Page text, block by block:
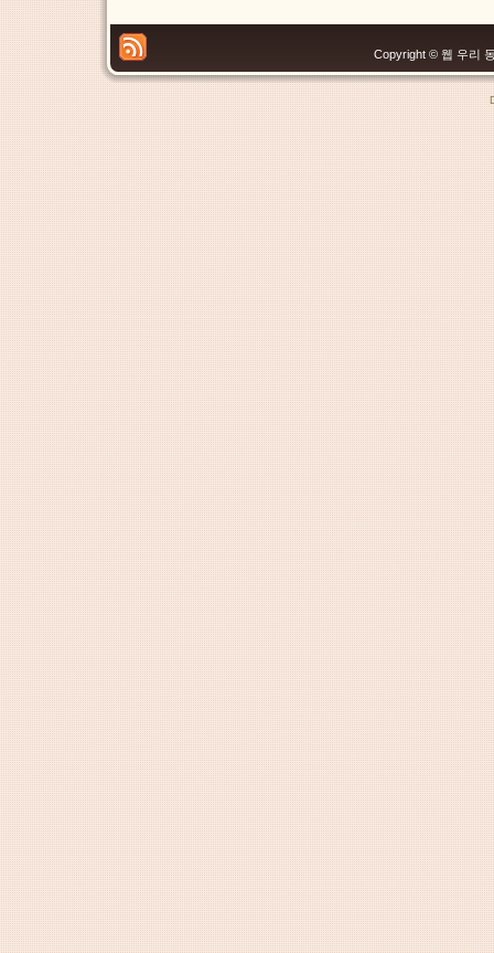
Copyright © 웹 우리